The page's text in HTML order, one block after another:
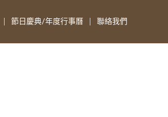
節日慶典/年度行事曆 聯絡我們